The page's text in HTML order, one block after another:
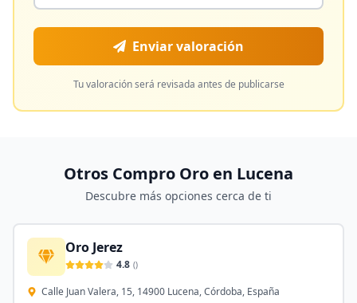
Enviar valoración
Tu valoración será revisada antes de publicarse
Otros Compro Oro en Lucena
Descubre más opciones cerca de ti
Oro Jerez
4.8 ()
Calle Juan Valera, 15, 14900 Lucena, Córdoba, España